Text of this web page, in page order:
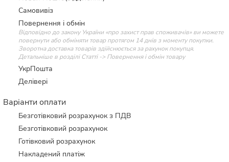
Самовивіз
Повернення і обмін
Відповідно до закону України «про захист прав споживачів» ви можете
повернути або обміняти товар протягом 14 днів з моменту покупки.
Зворотна доставка товарів здійснюється за рахунок покупця.
Детальніше в розділі Статті -> Повернення і обмін товару
УкрПошта
Делівері
Варіанти оплати
Безготівковий розрахунок з ПДВ
Безготівковий розрахунок
Готівковий розрахунок
Накладений платіж